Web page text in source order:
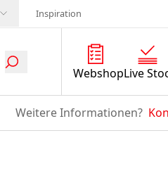
Inspiration
WebshopLive
Weitere Informationen?